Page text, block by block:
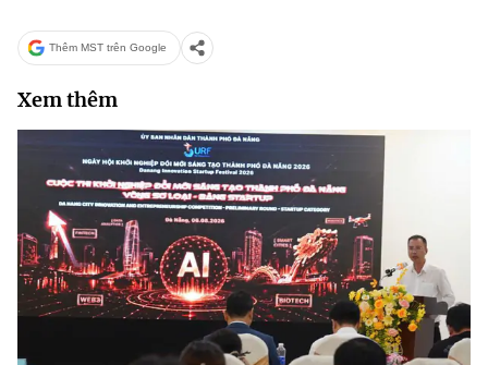
Thêm MST trên Google
Xem thêm